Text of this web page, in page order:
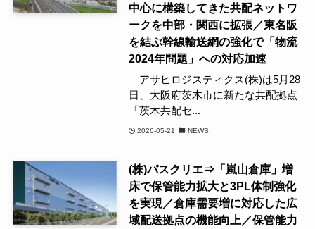
中心に構築してきた共配ネットワ
ークを中部・関西に拡張／東名阪
を結ぶ幹線輸送網の強化で「物流
2024年問題」への対応加速
アサヒロジスティクス(株)は5月28
日、大阪府茨木市に新たな共配拠点
「茨木共配セ...
2026-05-21 NEWS
(株)パスクリエ⇒「嵐山倉庫」増
床で保管能力拡大と3PL体制強化
を実現／倉庫需要増に対応した広
域配送拠点の機能向上／保管能力